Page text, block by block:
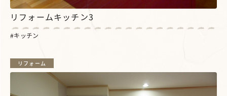
リフォームキッチン3
キッチン
リフォーム